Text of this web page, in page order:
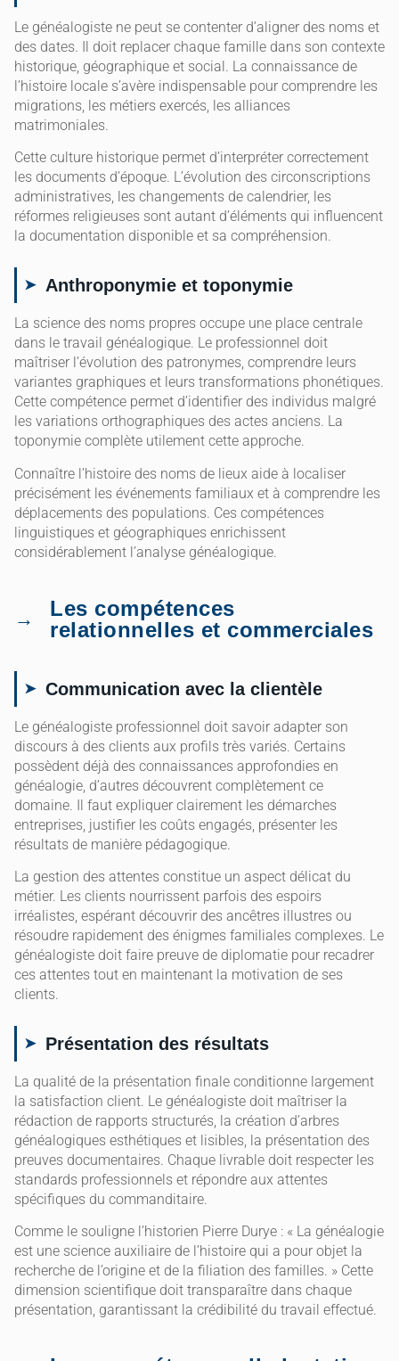
Le généalogiste ne peut se contenter d’aligner des noms et
des dates. Il doit replacer chaque famille dans son contexte
historique, géographique et social. La connaissance de
l’histoire locale s’avère indispensable pour comprendre les
migrations, les métiers exercés, les alliances
matrimoniales.
Cette culture historique permet d’interpréter correctement
les documents d’époque. L’évolution des circonscriptions
administratives, les changements de calendrier, les
réformes religieuses sont autant d’éléments qui influencent
la documentation disponible et sa compréhension.
Anthroponymie et toponymie
La science des noms propres occupe une place centrale
dans le travail généalogique. Le professionnel doit
maîtriser l’évolution des patronymes, comprendre leurs
variantes graphiques et leurs transformations phonétiques.
Cette compétence permet d’identifier des individus malgré
les variations orthographiques des actes anciens. La
toponymie complète utilement cette approche.
Connaître l’histoire des noms de lieux aide à localiser
précisément les événements familiaux et à comprendre les
déplacements des populations. Ces compétences
linguistiques et géographiques enrichissent
considérablement l’analyse généalogique.
Les compétences
relationnelles et commerciales
Communication avec la clientèle
Le généalogiste professionnel doit savoir adapter son
discours à des clients aux profils très variés. Certains
possèdent déjà des connaissances approfondies en
généalogie, d’autres découvrent complètement ce
domaine. Il faut expliquer clairement les démarches
entreprises, justifier les coûts engagés, présenter les
résultats de manière pédagogique.
La gestion des attentes constitue un aspect délicat du
métier. Les clients nourrissent parfois des espoirs
irréalistes, espérant découvrir des ancêtres illustres ou
résoudre rapidement des énigmes familiales complexes. Le
généalogiste doit faire preuve de diplomatie pour recadrer
ces attentes tout en maintenant la motivation de ses
clients.
Présentation des résultats
La qualité de la présentation finale conditionne largement
la satisfaction client. Le généalogiste doit maîtriser la
rédaction de rapports structurés, la création d’arbres
généalogiques esthétiques et lisibles, la présentation des
preuves documentaires. Chaque livrable doit respecter les
standards professionnels et répondre aux attentes
spécifiques du commanditaire.
Comme le souligne l’historien Pierre Durye : « La généalogie
est une science auxiliaire de l’histoire qui a pour objet la
recherche de l’origine et de la filiation des familles. » Cette
dimension scientifique doit transparaître dans chaque
présentation, garantissant la crédibilité du travail effectué.